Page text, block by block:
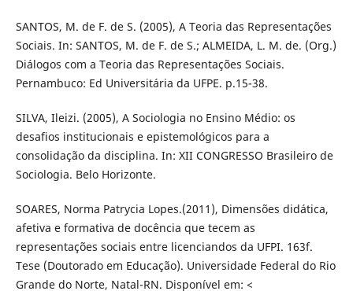
SANTOS, M. de F. de S. (2005), A Teoria das Representações
Sociais. In: SANTOS, M. de F. de S.; ALMEIDA, L. M. de. (Org.)
Diálogos com a Teoria das Representações Sociais.
Pernambuco: Ed Universitária da UFPE. p.15-38.
SILVA, Ileizi. (2005), A Sociologia no Ensino Médio: os
desafios institucionais e epistemológicos para a
consolidação da disciplina. In: XII CONGRESSO Brasileiro de
Sociologia. Belo Horizonte.
SOARES, Norma Patrycia Lopes.(2011), Dimensões didática,
afetiva e formativa de docência que tecem as
representações sociais entre licenciandos da UFPI. 163f.
Tese (Doutorado em Educação). Universidade Federal do Rio
Grande do Norte, Natal-RN. Disponível em: <